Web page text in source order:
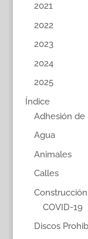
2021
2022
2023
2024
2025
Índice
Adhesión de
Agua
Animales
Calles
Construcción
COVID-19
Discos